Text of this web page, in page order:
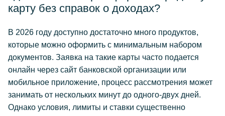
карту без справок о доходах?
В 2026 году доступно достаточно много продуктов,
которые можно оформить с минимальным набором
документов. Заявка на такие карты часто подается
онлайн через сайт банковской организации или
мобильное приложение, процесс рассмотрения может
занимать от нескольких минут до одного-двух дней.
Однако условия, лимиты и ставки существенно